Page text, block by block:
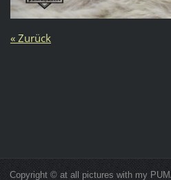
« Zurück
Copyright © at all pictures with my